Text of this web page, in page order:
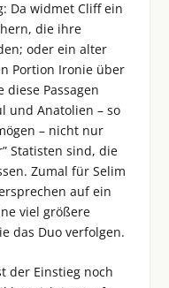
Da widmet Cliff ein
die ihre
oder ein alter
Portion Ironie über
diese Passagen
und Anatolien – so
– nicht nur
Statisten sind, die
Zumal für Selim
auf ein
viel größere
das Duo verfolgen.
der Einstieg noch